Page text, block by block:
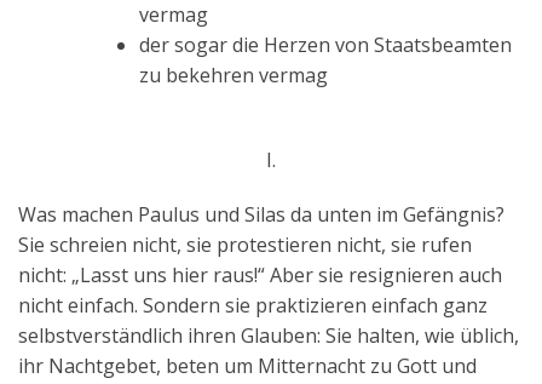
vermag
der sogar die Herzen von Staatsbeamten
zu bekehren vermag
I.
Was machen Paulus und Silas da unten im Gefängnis?
Sie schreien nicht, sie protestieren nicht, sie rufen
nicht: „Lasst uns hier raus!“ Aber sie resignieren auch
nicht einfach. Sondern sie praktizieren einfach ganz
selbstverständlich ihren Glauben: Sie halten, wie üblich,
ihr Nachtgebet, beten um Mitternacht zu Gott und